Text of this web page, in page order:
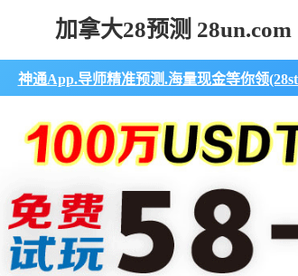
加拿大28预测 28un.com